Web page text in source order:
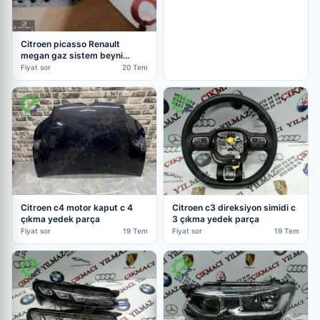
Citroen picasso Renault
megan gaz sistem beyni
çıkma yedek p
Fiyat sor 20 Tem
Citroen c4 motor kaput c 4
çıkma yedek parça
Fiyat sor 19 Tem
Citroen c3 direksiyon simidi c
3 çıkma yedek parça
Fiyat sor 19 Tem